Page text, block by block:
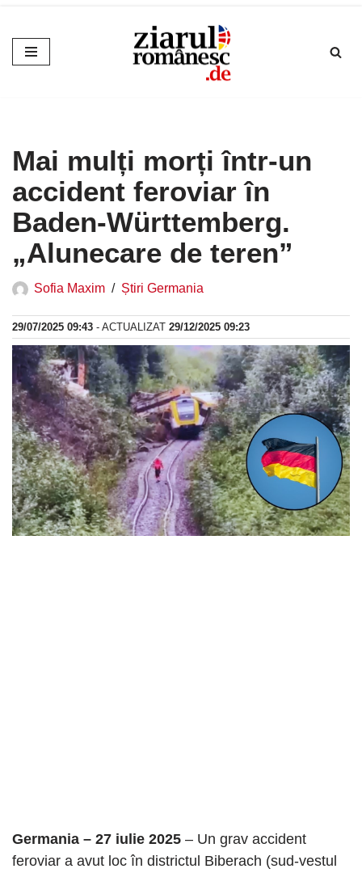
Sari
la
Mai mulți morți într-un
accident feroviar în
Baden-Württemberg.
„Alunecare de teren”
Sofia Maxim Știri Germania
29/07/2025 09:43 - ACTUALIZAT 29/12/2025 09:23
Germania – 27 iulie 2025 – Un grav accident
feroviar a avut loc în districtul Biberach (sud-vestul